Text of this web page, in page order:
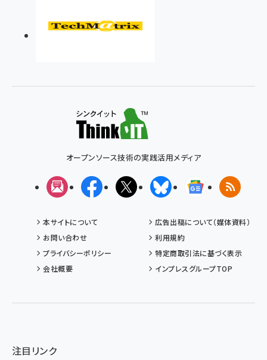
オープンソース技術の実践活用メディア
メルマガFacebookX(エックス)BlueskyGoogleニュ
RSS
本サイトについて
広告出稿について（媒体資料）
お問い合わせ
利用規約
プライバシーポリシー
特定商取引法に基づく表示
会社概要
インプレスグループTOP
注目リンク